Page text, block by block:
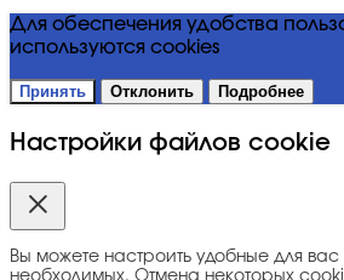
Для обеспечения удобства
используются cookies
Принять Отклонить Подробнее
Настройки файлов cookie
Вы можете настроить удобные для